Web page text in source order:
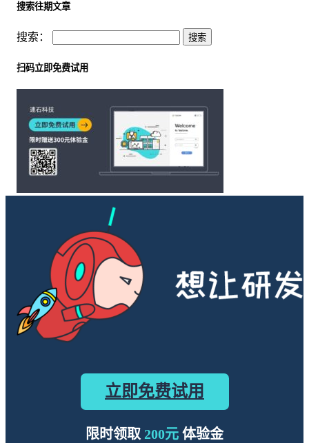
搜索往期文章
搜索：
扫码立即免费试用
立即免费试用
限时领取 200元 体验金